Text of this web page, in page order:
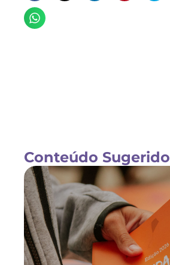
Conteúdo Sugerido